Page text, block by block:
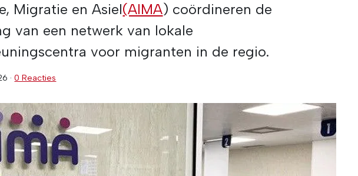
Migratie en Asiel(AIMA) coördineren de
van een netwerk van lokale
voor migranten in de regio.
·0 Reacties